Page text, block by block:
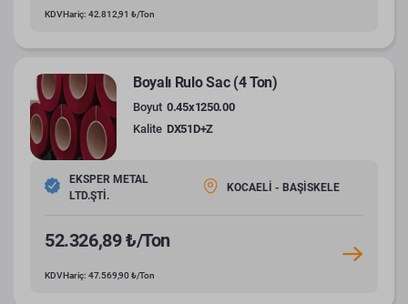
KDV Hariç: 42.812,91 ₺/Ton
Boyalı Rulo Sac (4 Ton)
Boyut 0.45x1250.00
Kalite DX51D+Z
EKSPER METAL
LTD.ŞTİ.
KOCAELİ - BAŞİSKELE
52.326,89 ₺/Ton
KDV Hariç: 47.569,90 ₺/Ton